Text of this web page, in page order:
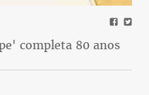
completa 80 anos